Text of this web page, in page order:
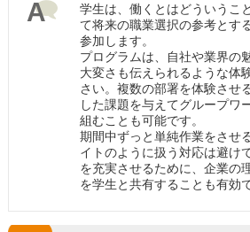
学生は、働くとはどういうこ
て将来の職業選択の参考とす
参加します。
プログラムは、自社や業界の
大変さも伝えられるような体
さい。複数の部署を体験させ
した課題を与えてグループワ
組むことも可能です。
期間中ずっと単純作業をさせ
イトのように扱う対応は避け
を充実させるために、企業の
を学生と共有することも有効で